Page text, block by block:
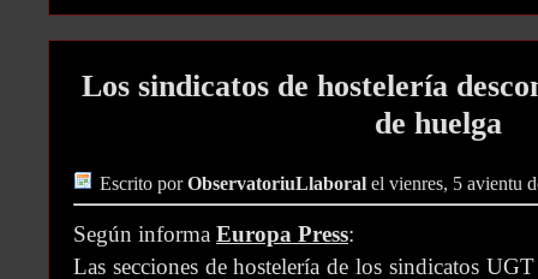
Los sindicatos de hostelería
de huelga
Escrito porObservatoriuLlaboral el vienres, 5 avientu
Según informa Europa Press:
Las secciones de hostelería de los sindicatos